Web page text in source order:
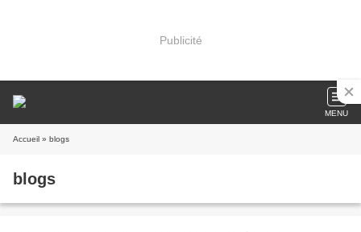
Publicité
MENU
Accueil » blogs
blogs